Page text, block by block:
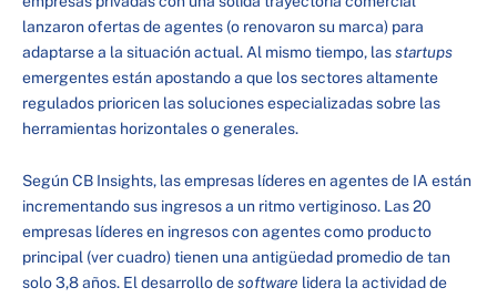
lanzaron ofertas de agentes (o renovaron su marca) para
adaptarse a la situación actual. Al mismo tiempo, lasstartups
emergentes están apostando a que los sectores altamente
regulados prioricen las soluciones especializadas sobre las
herramientas horizontales o generales.
Según CB Insights, las empresas líderes en agentes de IA están
incrementando sus ingresos a un ritmo vertiginoso. Las 20
empresas líderes en ingresos con agentes como producto
principal (ver cuadro) tienen una antigüedad promedio de tan
solo 3,8 años. El desarrollo desoftware lidera la actividad de